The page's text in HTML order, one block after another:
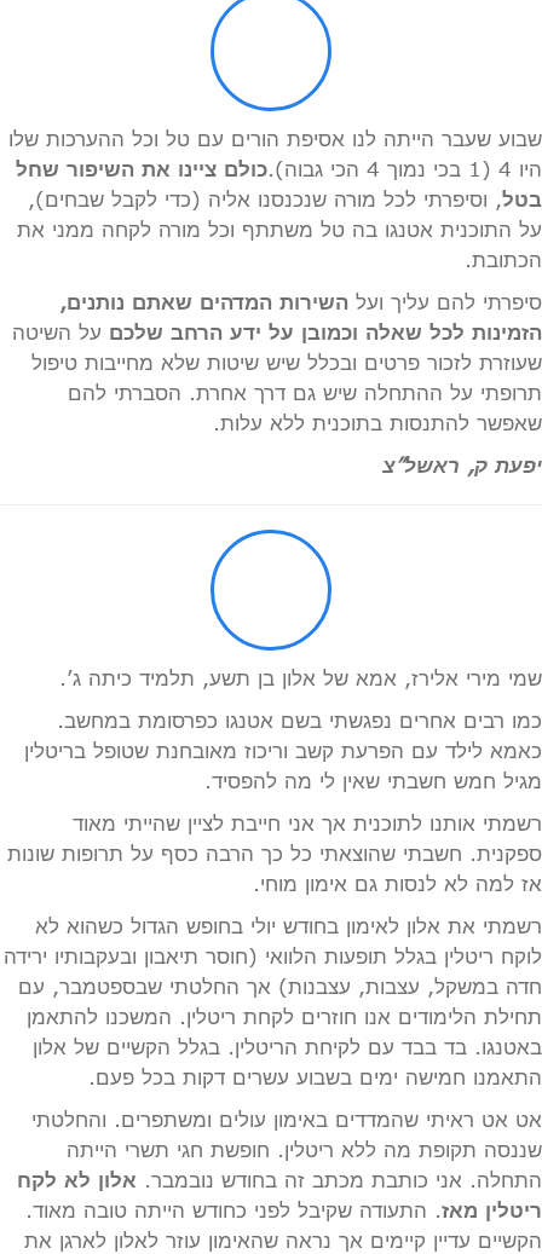
שבוע שעבר הייתה לנו אסיפת הורים עם טל וכל ההערכות שלו
היו 4 (1 בכי נמוך 4 הכי גבוה).
כולם ציינו את השיפור שחל
בטל, וסיפרתי לכל מורה שנכנסנו אליה (כדי לקבל שבחים),
על התוכנית אטנגו בה טל משתתף וכל מורה לקחה ממני את
הכתובת.
סיפרתי להם עליך ועל השירות המדהים שאתם נותנים,
הזמינות לכל שאלה וכמובן על ידע הרחב שלכם על השיטה
שעוזרת לזכור פרטים ובכלל שיש שיטות שלא מחייבות טיפול
תרופתי על ההתחלה שיש גם דרך אחרת. הסברתי להם
שאפשר להתנסות בתוכנית ללא עלות.
יפעת ק, ראשל”צ
שמי מירי אלירז, אמא של אלון בן תשע, תלמיד כיתה ג’.
כמו רבים אחרים נפגשתי בשם אטנגו כפרסומת במחשב.
כאמא לילד עם הפרעת קשב וריכוז מאובחנת שטופל בריטלין
מגיל חמש חשבתי שאין לי מה להפסיד.
רשמתי אותנו לתוכנית אך אני חייבת לציין שהייתי מאוד
ספקנית. חשבתי שהוצאתי כל כך הרבה כסף על תרופות שונות
אז למה לא לנסות גם אימון מוחי.
רשמתי את אלון לאימון בחודש יולי בחופש הגדול כשהוא לא
לוקח ריטלין בגלל תופעות הלוואי (חוסר תיאבון ובעקבותיו ירידה
חדה במשקל, עצבות, עצבנות) אך החלטתי שבספטמבר, עם
תחילת הלימודים אנו חוזרים לקחת ריטלין. המשכנו להתאמן
באטנגו. בד בבד עם לקיחת הריטלין. בגלל הקשיים של אלון
התאמנו חמישה ימים בשבוע עשרים דקות בכל פעם.
אט אט ראיתי שהמדדים באימון עולים ומשתפרים. והחלטתי
שננסה תקופת מה ללא ריטלין. חופשת חגי תשרי הייתה
התחלה. אני כותבת מכתב זה בחודש נובמבר. אלון לא לקח
ריטלין מאז. התעודה שקיבל לפני כחודש הייתה טובה מאוד.
הקשיים עדיין קיימים אך נראה שהאימון עוזר לאלון לארגן את